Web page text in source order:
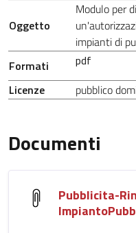
Oggetto
Modulo per
impianti di
Formati
pdf
Licenze
pubblico
Documenti
Pubblicita-